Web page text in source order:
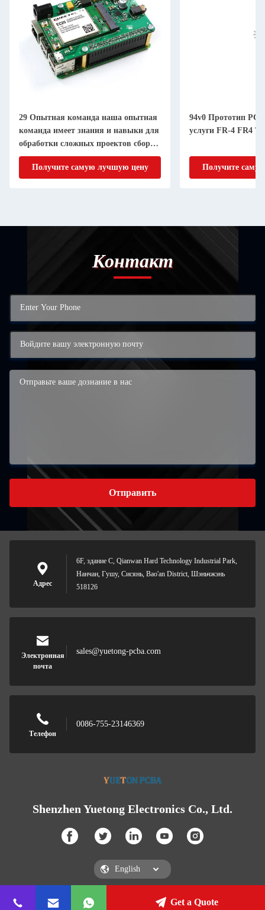
29 Опытная команда наша опытная
команда имеет знания и навыки для
обработки сложных проектов сборки
ПКБ
Получите самую лучшую цену
94v0 Прототип
услуги FR-4 FR4
Получите
Контакт
Отправить
Адрес
6F, здание C, Qianwan Hard Technology Industrial Park,
Нанчан, Гушу, Сисянь, Bao'an District, Шэньчжэнь
518126
Электронная
почта
sales@yuetong-pcba.com
Телефон
0086-755-23146369
Shenzhen Yuetong Electronics Co., Ltd.
Shenzhen Yuetong Electronics Co., Ltd.Get a Quote